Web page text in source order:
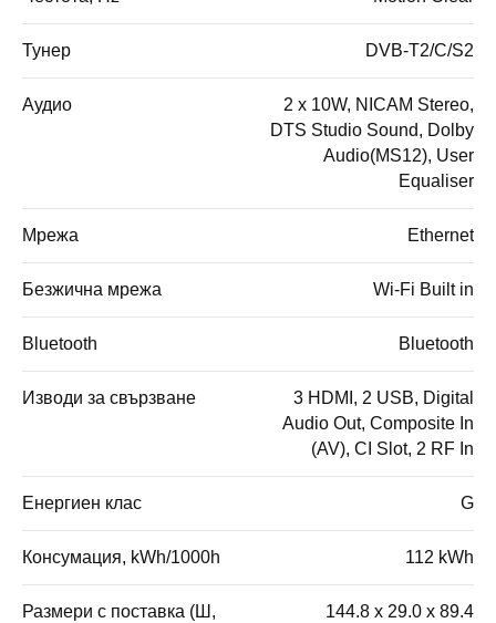
Тунер DVB-T2/C/S2
Аудио
2 x 10W, NICAM Stereo,
DTS Studio Sound, Dolby
Audio(MS12), User
Equaliser
Мрежа Ethernet
Безжична мрежа Wi-Fi Built in
Bluetooth Bluetooth
Изводи за свързване
3 HDMI, 2 USB, Digital
Audio Out, Composite In
(AV), CI Slot, 2 RF In
Енергиен клас G
Консумация, kWh/1000h 112 kWh
Размери с поставка (Ш,
144.8 x 29.0 x 89.4